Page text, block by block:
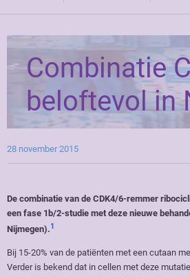
Combinatie
beloftevol in
28 november 2015
De combinatie van de CDK4/6-remmer
een fase 1b/2-studie met deze nieuwe
Nijmegen).1
Bij 15-20% van de patiënten met een cutaan
Verder is bekend dat in cellen met deze